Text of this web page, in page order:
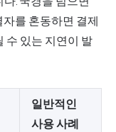
를 혼동하면 결제
수 있는 지연이 발
일반적인
사용 사례